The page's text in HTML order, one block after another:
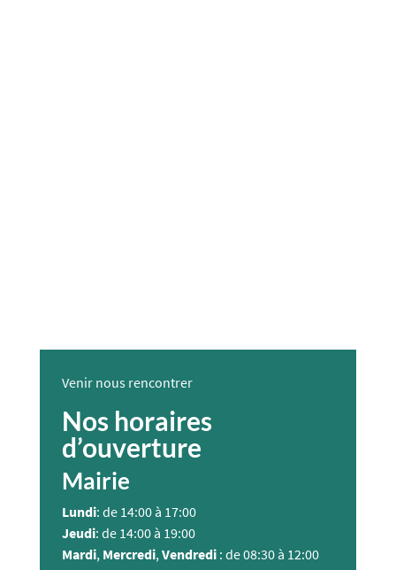
Venir nous rencontrer
Nos horaires
d’ouverture
Mairie
Lundi: de 14:00 à 17:00
Jeudi: de 14:00 à 19:00
Mardi, Mercredi,Vendredi: de 08:30 à 12:00